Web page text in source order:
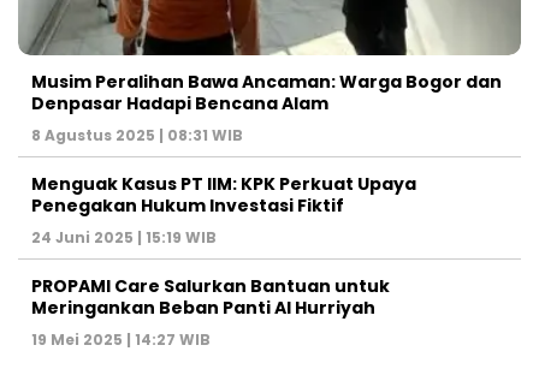
Musim Peralihan Bawa Ancaman: Warga Bogor dan
Denpasar Hadapi Bencana Alam
8 Agustus 2025 | 08:31 WIB
Menguak Kasus PT IIM: KPK Perkuat Upaya
Penegakan Hukum Investasi Fiktif
24 Juni 2025 | 15:19 WIB
PROPAMI Care Salurkan Bantuan untuk
Meringankan Beban Panti Al Hurriyah
19 Mei 2025 | 14:27 WIB